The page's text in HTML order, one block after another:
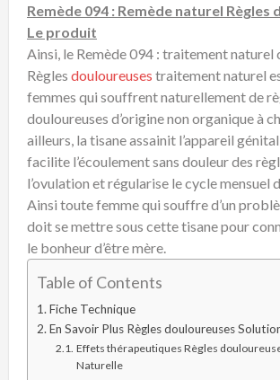
Remède 094 : Remède naturel Règles
Le produit
Ainsi, le Remède 094 : traitement naturel
Règles douloureuses traitement naturel
femmes qui souffrent naturellement de
douloureuses d’origine non organique à
ailleurs, la tisane assainit l’appareil
facilite l’écoulement sans douleur des
l’ovulation et régularise le cycle mensuel
Ainsi toute femme qui souffre d’un
doit se mettre sous cette tisane pour
le bonheur d’être mère.
Table of Contents
Fiche Technique
En Savoir Plus Règles douloureuses
Effets thérapeutiques Règles
Naturelle